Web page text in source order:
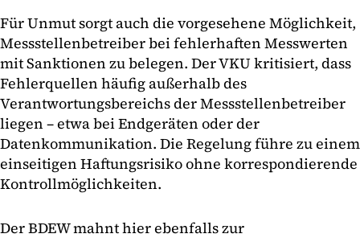
Für Unmut sorgt auch die vorgesehene Möglichkeit,
Messstellenbetreiber bei fehlerhaften Messwerten
mit Sanktionen zu belegen. Der VKU kritisiert, dass
Fehlerquellen häufig außerhalb des
Verantwortungsbereichs der Messstellenbetreiber
liegen – etwa bei Endgeräten oder der
Datenkommunikation. Die Regelung führe zu einem
einseitigen Haftungsrisiko ohne korrespondierende
Kontrollmöglichkeiten.
Der BDEW mahnt hier ebenfalls zur